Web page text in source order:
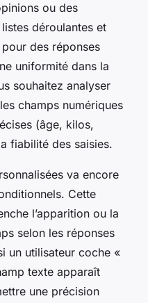
ou des
déroulantes et
des réponses
uniformité dans la
souhaitez analyser
champs numériques
(âge, kilos,
fiabilité des saisies.
va encore
Cette
l’apparition ou la
selon les réponses
un utilisateur coche «
texte apparaît
une précision